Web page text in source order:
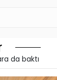
da baktı